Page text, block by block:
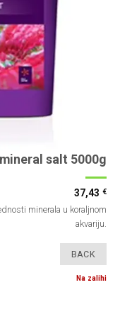
salt 5000g
37,43 €
minerala u koraljnom
akvariju.
Na zalihi